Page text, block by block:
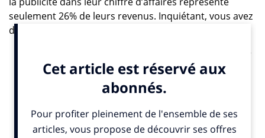
seulement 26% de leurs revenus. Inquiétant, vous avez
dit inquiétant ?
Pierre Louette,
le PDG duGroupe Les Echos-Le Parisien.Nous n’avons
jamais eu autant de lecteurs mais nous n
jamais eu autant de problèmes.Nous vivons un moment de
gravité qui nécessite une prise de conscience véritable et
partagée. Notre problème est collectif et la solution doit